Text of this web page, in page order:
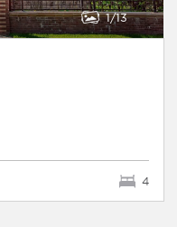
1 13
4